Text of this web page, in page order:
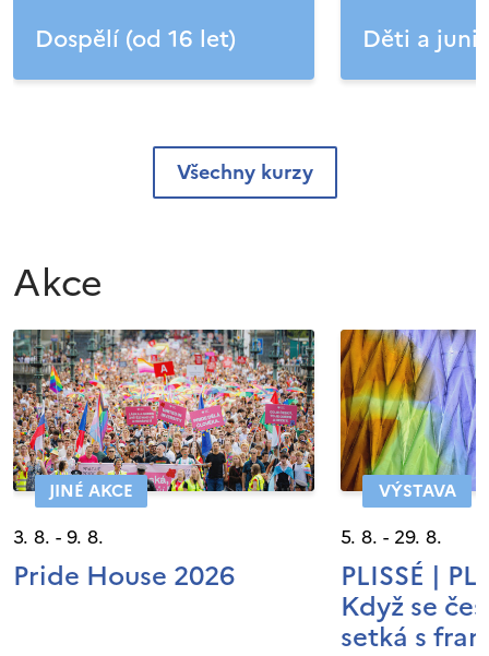
Dospělí (od 16 let) Děti a
Všechny kurzy
Akce
JINÉ AKCE
3. 8. - 9. 8.
Pride House 2026
VÝSTAVA
5. 8. - 29. 8.
PLISSÉ |
Když se
setká s